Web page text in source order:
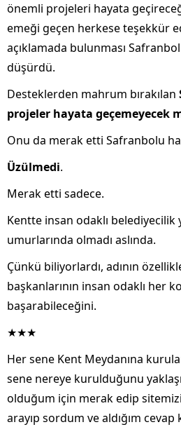
önemli projeleri hayata
emeği geçen herkese teşekkür
açıklamada bulunması
düşürdü.
Desteklerden mahrum bırakılan
projeler hayata geçemeyecek
Onu da merak etti Safranbolu
Üzülmedi.
Merak etti sadece.
Kentte insan odaklı belediyecilik
umurlarında olmadı aslında.
Çünkü biliyorlardı, adının
başkanlarının insan odaklı her
başarabileceğini.
★★★
Her sene Kent Meydanına
sene nereye kurulduğunu
olduğum için merak edip
arayıp sordum ve aldığım cevap